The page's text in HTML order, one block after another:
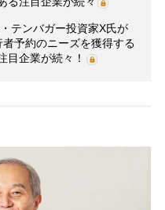
テンバガー投資家X氏が
予約のニーズを獲得する
目企業が続々！